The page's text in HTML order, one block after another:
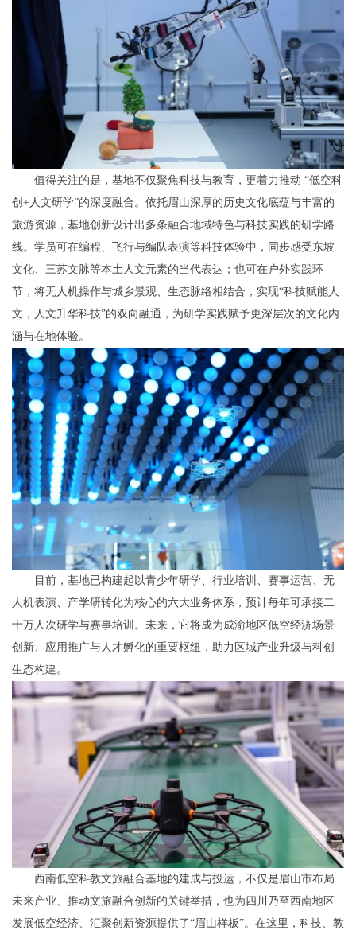
值得关注的是，基地不仅聚焦科技与教育，更着力推动 “低空科
创+人文研学”的深度融合。依托眉山深厚的历史文化底蕴与丰富的
旅游资源，基地创新设计出多条融合地域特色与科技实践的研学路
线。学员可在编程、飞行与编队表演等科技体验中，同步感受东坡
文化、三苏文脉等本土人文元素的当代表达；也可在户外实践环
节，将无人机操作与城乡景观、生态脉络相结合，实现“科技赋能人
文，人文升华科技”的双向融通，为研学实践赋予更深层次的文化内
涵与在地体验。
目前，基地已构建起以青少年研学、行业培训、赛事运营、无
人机表演、产学研转化为核心的六大业务体系，预计每年可承接二
十万人次研学与赛事培训。未来，它将成为成渝地区低空经济场景
创新、应用推广与人才孵化的重要枢纽，助力区域产业升级与科创
生态构建。
西南低空科教文旅融合基地的建成与投运，不仅是眉山市布局
未来产业、推动文旅融合创新的关键举措，也为四川乃至西南地区
发展低空经济、汇聚创新资源提供了“眉山样板”。在这里，科技、教